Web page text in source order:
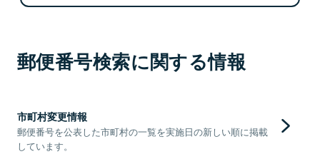
郵便番号検索に関する情報
市町村変更情報
郵便番号を公表した市町村の一覧を実施日の新しい順に掲載
しています。